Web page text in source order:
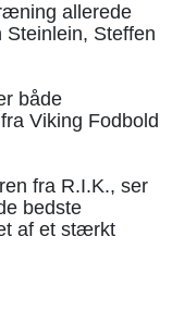
allerede
Steffen
både
Viking Fodbold
fra R.I.K., ser
bedste
af et stærkt